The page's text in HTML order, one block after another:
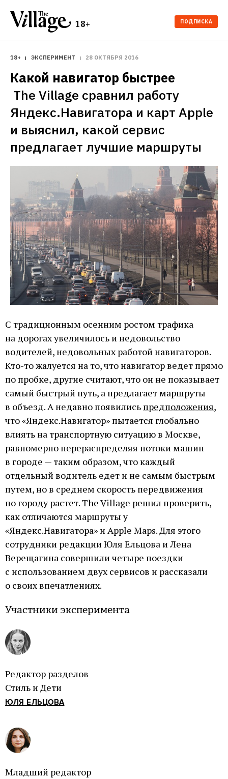
18+ ПОДПИСКА
18+ ЭКСПЕРИМЕНТ 28 ОКТЯБРЯ 2016
The Village сравнил работу
Яндекс.Навигатора и карт Apple
и выяснил, какой сервис
С традиционным осенним ростом трафика
на дорогах увеличилось и недовольство
водителей, недовольных работой навигаторов.
Кто-то жалуется на то, что навигатор ведет прямо
по пробке, другие считают, что он не показывает
самый быстрый путь, а предлагает маршруты
в объезд. А недавно появились предположения,
что «Яндекс.Навигатор» пытается глобально
влиять на транспортную ситуацию в Москве,
равномерно перераспределяя потоки машин
в городе — таким образом, что каждый
отдельный водитель едет и не самым быстрым
путем, но в среднем скорость передвижения
по городу растет. The Village решил проверить,
как отличаются маршруты у
«Яндекс.Навигатора» и Apple Maps. Для этого
сотрудники редакции Юля Ельцова и Лена
Верещагина совершили четыре поездки
с использованием двух сервисов и рассказали
о своих впечатлениях.
Участники эксперимента
Редактор разделов
Стиль и Дети
ЮЛЯ ЕЛЬЦОВА
Младший редактор